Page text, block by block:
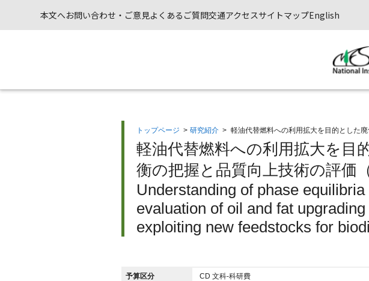
本文へお問い合わせ・ご意見よくあるご質問交通アクセスサイトマップEnglish
トップページ > 研究紹介 > 軽油代替燃料への利用拡大を目的とした
軽油代替燃料への利用拡大を目
衡の把握と品質向上技術の評価
Understanding of phase
evaluation of oil and fat
exploiting new feedstocks for
予算区分 CD 文科-科研費